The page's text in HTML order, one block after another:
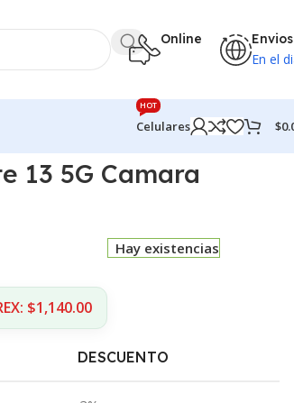
Online Envios
En el
Celulares
HOT
$
13 5G Camara
$1,140.00
Hay existencias
DESCUENTO